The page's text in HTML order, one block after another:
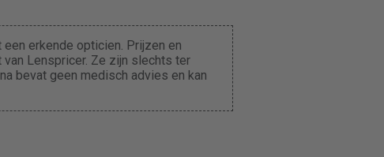
erkende opticien. Prijzen en
Lenspricer. Ze zijn slechts ter
bevat geen medisch advies en kan